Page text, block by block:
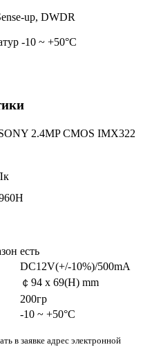
up, DWDR
-10 ~ +50°C
2.4MP CMOS IMX322
есть
DC12V(+/-10%)/500mA
￠94 x 69(H) mm
200гр
-10 ~ +50°C
в заявке адрес электронной